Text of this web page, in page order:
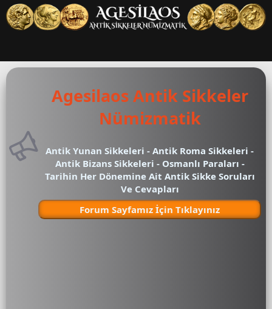
Agesilaos Antik Sikkeler
Nümizmatik
Antik Yunan Sikkeleri - Antik Roma Sikkeleri -
Antik Bizans Sikkeleri - Osmanlı Paraları -
Tarihin Her Dönemine Ait Antik Sikke Soruları
Ve Cevapları
Forum Sayfamız İçin Tıklayınız